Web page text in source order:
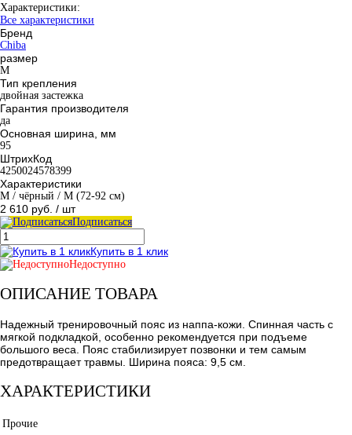
Характеристики:
Все характеристики
Бренд
Chiba
размер
M
Тип крепления
двойная застежка
Гарантия производителя
да
Основная ширина, мм
95
ШтрихКод
4250024578399
Характеристики
M / чёрный / M (72-92 см)
2 610 руб. / шт
Подписаться
Купить в 1 клик
Недоступно
ОПИСАНИЕ ТОВАРА
Надежный тренировочный пояс из наппа-кожи. Спинная часть с
мягкой подкладкой, особенно рекомендуется при подъеме
большого веса. Пояс стабилизирует позвонки и тем самым
предотвращает травмы. Ширина пояса: 9,5 см.
ХАРАКТЕРИСТИКИ
Прочие